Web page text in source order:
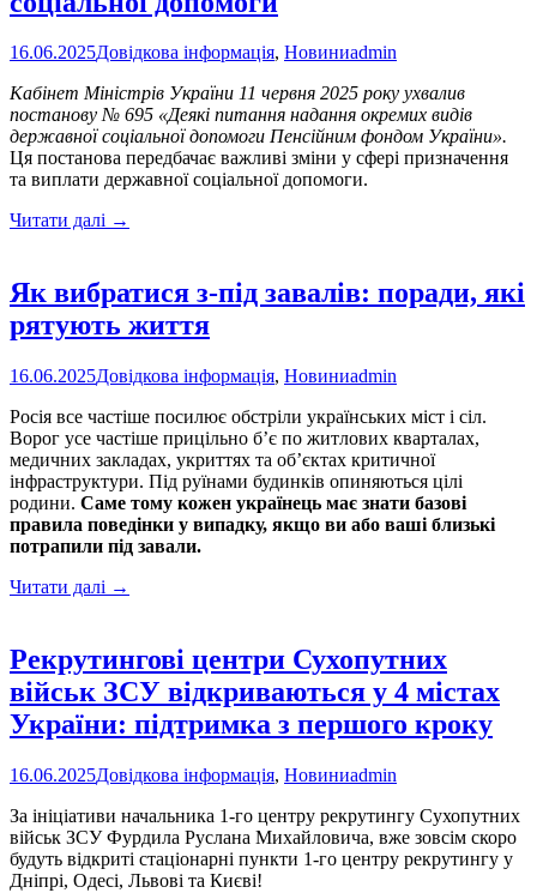
16.06.2025Довідкова інформація, Новиниadmin
Кабінет Міністрів України 11 червня 2025 року ухвалив
постанову № 695 «Деякі питання надання окремих видів
державної соціальної допомоги Пенсійним фондом України».
Ця постанова передбачає важливі зміни у сфері призначення
та виплати державної соціальної допомоги.
Читати далі Пенсійний
здійснюватиме
призначення
та
деяких
видів
державної
соціальної
допомоги
→
Як вибратися з-під завалів: поради, які
рятують життя
16.06.2025Довідкова інформація, Новиниadmin
Росія все частіше посилює обстріли українських міст і сіл.
Ворог усе частіше прицільно б’є по житлових кварталах,
медичних закладах, укриттях та об’єктах критичної
інфраструктури. Під руїнами будинків опиняються цілі
родини. Саме тому кожен українець має знати базові
правила поведінки у випадку, якщо ви або ваші близькі
потрапили під завали.
Читати далі Як
завалів:
поради,
рятують
→
Рекрутингові центри Сухопутних
військ ЗСУ відкриваються у 4 містах
України: підтримка з першого кроку
16.06.2025Довідкова інформація, Новиниadmin
За ініціативи начальника 1-го центру рекрутингу Сухопутних
військ ЗСУ Фурдила Руслана Михайловича, вже зовсім скоро
будуть відкриті стаціонарні пункти 1-го центру рекрутингу у
Дніпрі, Одесі, Львові та Києві!